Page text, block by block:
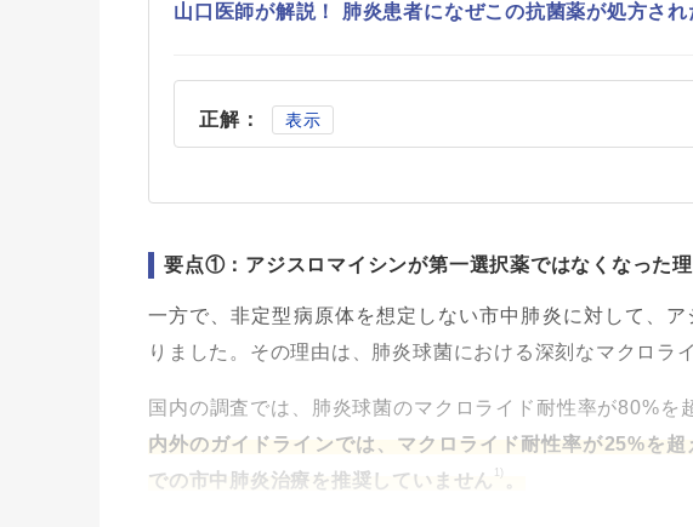
山口医師が解説！ 肺炎患者になぜこの抗菌薬が処方され
正解： 表示
要点①：アジスロマイシンが第一選択薬ではなくなった
一方で、非定型病原体を想定しない市中肺炎に対して、
りました。その理由は、肺炎球菌における深刻なマクロラ
国内の調査では、肺炎球菌のマクロライド耐性率が80%を
内外のガイドラインでは、マクロライド耐性率が25%を
での市中肺炎治療を推奨していません 1) 。